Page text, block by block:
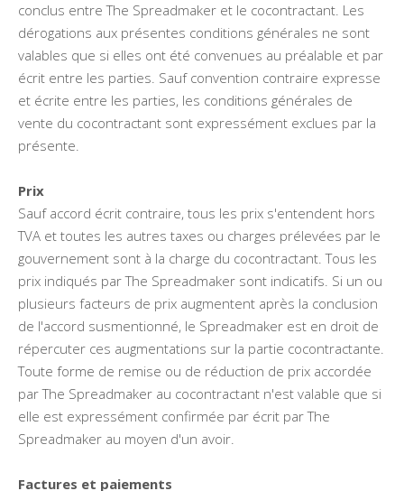
conclus entre The Spreadmaker et le cocontractant. Les
dérogations aux présentes conditions générales ne sont
valables que si elles ont été convenues au préalable et par
écrit entre les parties. Sauf convention contraire expresse
et écrite entre les parties, les conditions générales de
vente du cocontractant sont expressément exclues par la
présente.
Prix
Sauf accord écrit contraire, tous les prix s'entendent hors
TVA et toutes les autres taxes ou charges prélevées par le
gouvernement sont à la charge du cocontractant. Tous les
prix indiqués par The Spreadmaker sont indicatifs. Si un ou
plusieurs facteurs de prix augmentent après la conclusion
de l'accord susmentionné, le Spreadmaker est en droit de
répercuter ces augmentations sur la partie cocontractante.
Toute forme de remise ou de réduction de prix accordée
par The Spreadmaker au cocontractant n'est valable que si
elle est expressément confirmée par écrit par The
Spreadmaker au moyen d'un avoir.
Factures et paiements